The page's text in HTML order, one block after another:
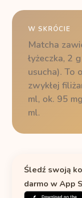
W SKRÓCIE
Matcha
łyżeczka, 2
usucha). To
zwykłej
ml, ok. 95
ml.
Śledź swoją
darmo w App